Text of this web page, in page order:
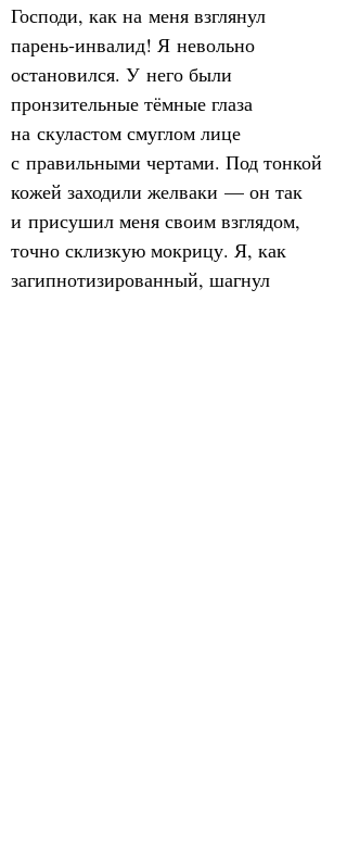
Господи, как на меня взглянул
парень‑инвалид! Я невольно
остановился. У него были
пронзительные тёмные глаза
на скуластом смуглом лице
с правильными чертами. Под тонкой
кожей заходили желваки — он так
и присушил меня своим взглядом,
точно склизкую мокрицу. Я, как
загипнотизированный, шагнул